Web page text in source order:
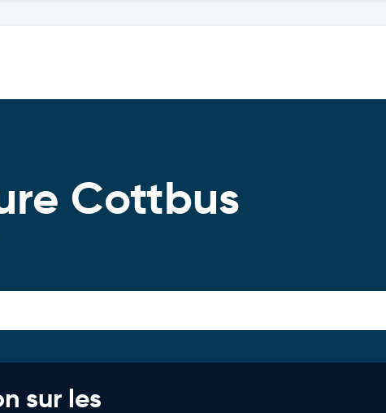
Cottbus
sur les